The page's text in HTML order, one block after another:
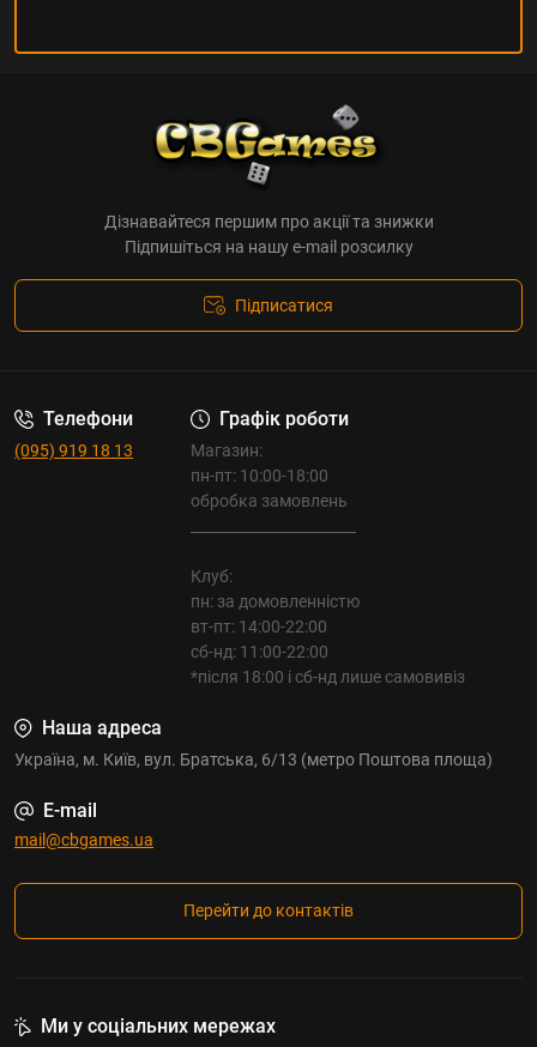
Дізнавайтеся першим про акції та знижки
Підпишіться на нашу e-mail розсилку
Підписатися
Телефони
(095) 919 18 13
Графік роботи
Магазин:
пн-пт: 10:00-18:00
обробка замовлень
Клуб:
пн: за домовленністю
вт-пт: 14:00-22:00
сб-нд: 11:00-22:00
*після 18:00 і сб-нд лише самовивіз
Наша адреса
Україна, м. Київ, вул. Братська, 6/13 (метро Поштова площа)
E-mail
mail@cbgames.ua
Перейти до контактів
Ми у соціальних мережах